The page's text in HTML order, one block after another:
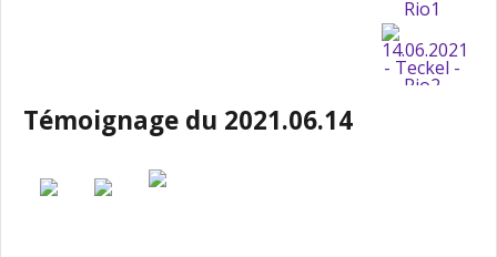
Témoignage du 2021.06.14